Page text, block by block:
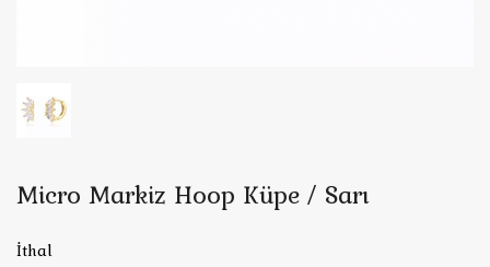
Micro Markiz Hoop Küpe / Sarı
İthal